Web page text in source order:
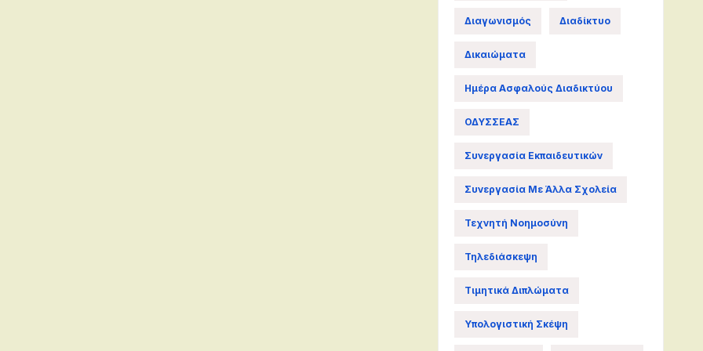
Διαγωνισμός Διαδίκτυο
Δικαιώματα
Ημέρα Ασφαλούς Διαδικτύου
ΟΔΥΣΣΕΑΣ
Συνεργασία Εκπαιδευτικών
Συνεργασία Με Άλλα Σχολεία
Τεχνητή Νοημοσύνη
Τηλεδιάσκεψη
Τιμητικά Διπλώματα
Υπολογιστική Σκέψη